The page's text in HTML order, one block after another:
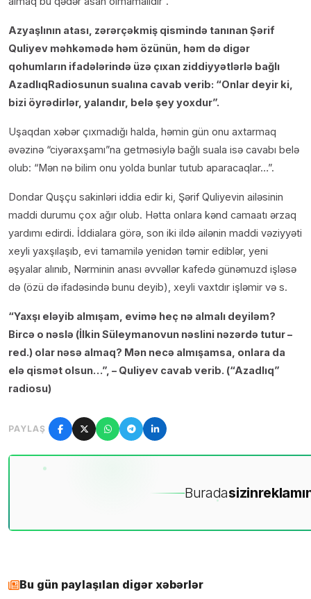
Azyaşlının atası, zərərçəkmiş qismində tanınan Şərif
Quliyev məhkəmədə həm özünün, həm də digər
qohumların ifadələrində üzə çıxan ziddiyyətlərlə bağlı
AzadlıqRadiosunun sualına cavab verib: “Onlar deyir ki,
bizi öyrədirlər, yalandır, belə şey yoxdur”.
Uşaqdan xəbər çıxmadığı halda, həmin gün onu axtarmaq
əvəzinə “ciyəraxşamı”na getməsiylə bağlı suala isə cavabı belə
olub: “Mən nə bilim onu yolda bunlar tutub aparacaqlar…”.
Dondar Quşçu sakinləri iddia edir ki, Şərif Quliyevin ailəsinin
maddi durumu çox ağır olub. Hətta onlara kənd camaatı ərzaq
yardımı edirdi. İddialara görə, son iki ildə ailənin maddi vəziyyəti
xeyli yaxşılaşıb, evi tamamilə yenidən təmir ediblər, yeni
əşyalar alınıb, Nərminin anası əvvəllər kafedə günəmuzd işləsə
də (özü də ifadəsində bunu deyib), xeyli vaxtdır işləmir və s.
“Yaxşı eləyib almışam, evimə heç nə almalı deyiləm?
Bircə o nəslə (İlkin Süleymanovun nəslini nəzərdə tutur –
red.) olar nəsə almaq? Mən necə almışamsa, onlara da
elə qismət olsun…”, – Quliyev cavab verib. (“Azadlıq”
radiosu)
PAYLAŞ
Buradasizin
Bu gün paylaşılan digər xəbərlər